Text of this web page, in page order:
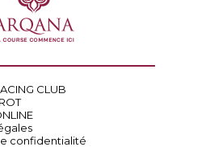
CLUB
confidentialité